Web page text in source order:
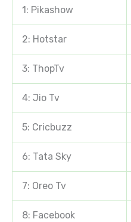
1: Pikashow
2: Hotstar
3: ThopTv
4: Jio Tv
5: Cricbuzz
6: Tata Sky
7: Oreo Tv
8: Facebook